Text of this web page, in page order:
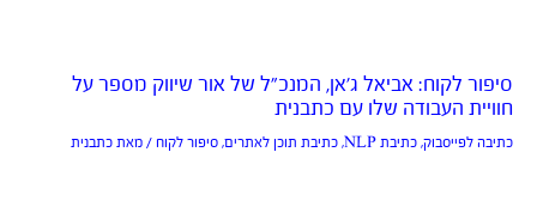
סיפור לקוח: אביאל ג’אן, המנכ”ל של אור שיווק מספר על
חוויית העבודה שלו עם כתבנית
כתיבה לפייסבוק, כתיבת NLP , כתיבת תוכן לאתרים, סיפור לקוח / מאת כתבנית